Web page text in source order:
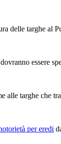
delle targhe al
dovranno essere
alle targhe che
per eredi